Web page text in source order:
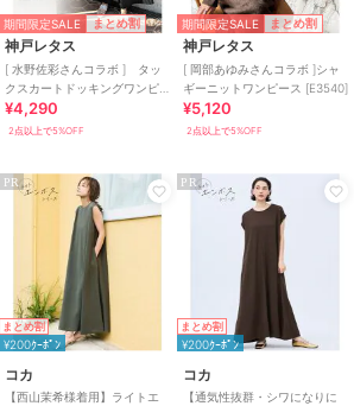
ト/フレアスカート/ロング・
マキシ丈/パーティー・結婚式・
二次会
中国
期間限定SALE まとめ割
神戸レタス
[ 水野佐彩さんコラボ ] タッ
クスカートドッキングワンピ
ース [E3353]
¥4,290
2点以上で5%OFF
期間限定SALE まとめ割
神戸レタス
[ 岡部あゆみさんコラボ ]シャ
ギーニットワンピース [E3540]
¥5,120
2点以上で5%OFF
PR
まとめ割
¥200ｸｰﾎﾟﾝ
コカ
【西山茉希様着用】ライトエ
PR
まとめ割
¥200ｸｰﾎﾟﾝ
コカ
【通気性抜群・シワになりに